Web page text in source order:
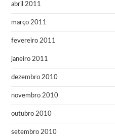
abril 2011
março 2011
fevereiro 2011
janeiro 2011
dezembro 2010
novembro 2010
outubro 2010
setembro 2010